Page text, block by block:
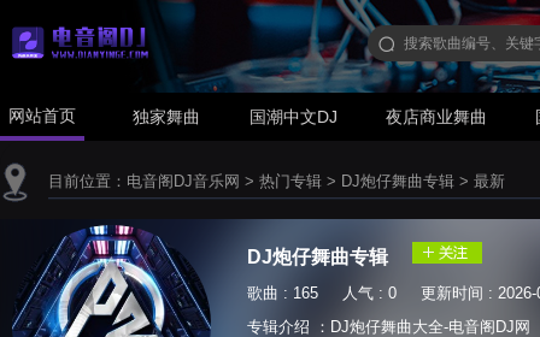
网站首页 独家舞曲 国潮中文DJ 夜店商业舞曲
目前位置： 电音阁DJ音乐网 > 热门专辑 > DJ炮仔舞曲专辑 > 最新
DJ炮仔舞曲专辑
歌曲 : 165 人气 : 0 更新时间 : 2026-
专辑介绍 ：DJ炮仔舞曲大全-电音阁DJ网